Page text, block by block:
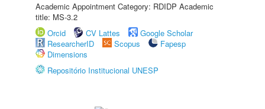
Academic Appointment Category: RDIDP Academic
title: MS-3.2
Orcid
CV Lattes
Google Scholar
ResearcherID
Scopus
Fapesp
Dimensions
Repositório Institucional UNESP